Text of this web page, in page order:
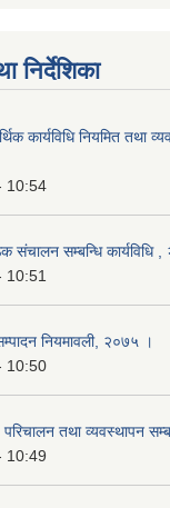
निर्देशिका
कार्यविधि नियमित तथा
10:54
संचालन सम्बन्धि कार्यविधि
10:51
नियमावली, २०७५ ।
10:50
तथा व्यवस्थापन
10:49